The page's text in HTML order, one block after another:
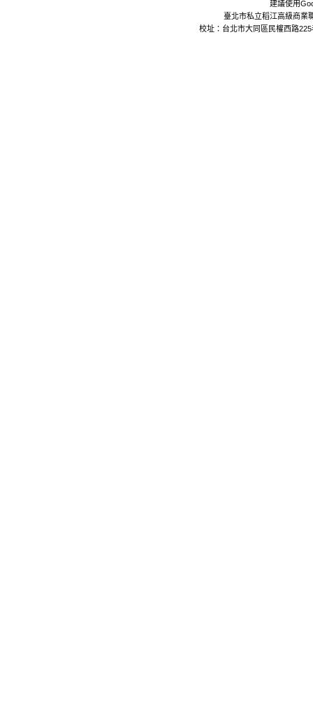
建議使用
臺北市私立稻江高級商業
校址：台北市大同區民權西路